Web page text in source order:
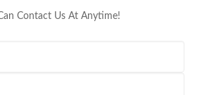
Contact Us At Anytime!